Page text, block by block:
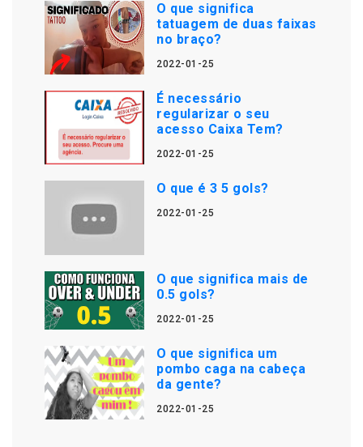
O que significa
tatuagem de duas faixas
no braço?
2022-01-25
É necessário
regularizar o seu
acesso Caixa Tem?
2022-01-25
O que é 3 5 gols?
2022-01-25
O que significa mais de
0.5 gols?
2022-01-25
O que significa um
pombo caga na cabeça
da gente?
2022-01-25